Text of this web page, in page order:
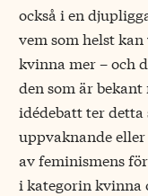
också i en
vem som helst
kvinna mer – och
den som är
idédebatt ter
uppvaknande
av feminismens
i kategorin kvinna